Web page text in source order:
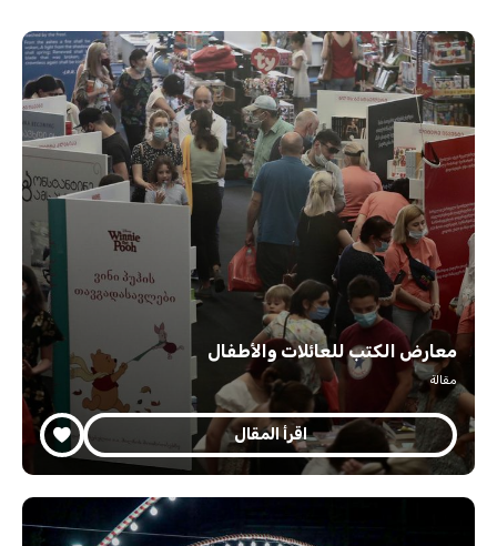
معارض الكتب للعائلات والأطفال
مقالة
اقرأ المقال